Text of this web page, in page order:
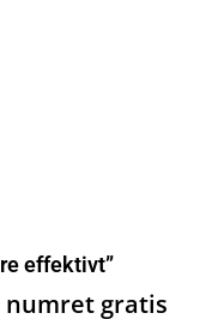
effektivt”
numret gratis